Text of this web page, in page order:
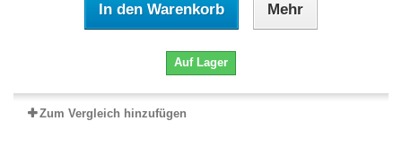
In den Warenkorb Mehr
Auf Lager
Zum Vergleich hinzufügen